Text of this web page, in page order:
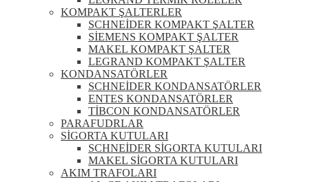
KOMPAKT ŞALTERLER
SCHNEİDER KOMPAKT ŞALTER
SİEMENS KOMPAKT ŞALTER
MAKEL KOMPAKT ŞALTER
LEGRAND KOMPAKT ŞALTER
KONDANSATÖRLER
SCHNEİDER KONDANSATÖRLER
ENTES KONDANSATÖRLER
TİBCON KONDANSATÖRLER
PARAFUDRLAR
SİGORTA KUTULARI
SCHNEİDER SİGORTA KUTULARI
MAKEL SİGORTA KUTULARI
AKIM TRAFOLARI